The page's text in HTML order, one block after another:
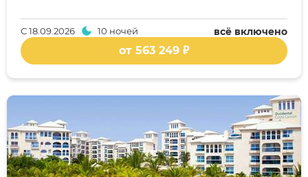
всё включено
С18.09.2026 10 ночей
от 563 249 ₽